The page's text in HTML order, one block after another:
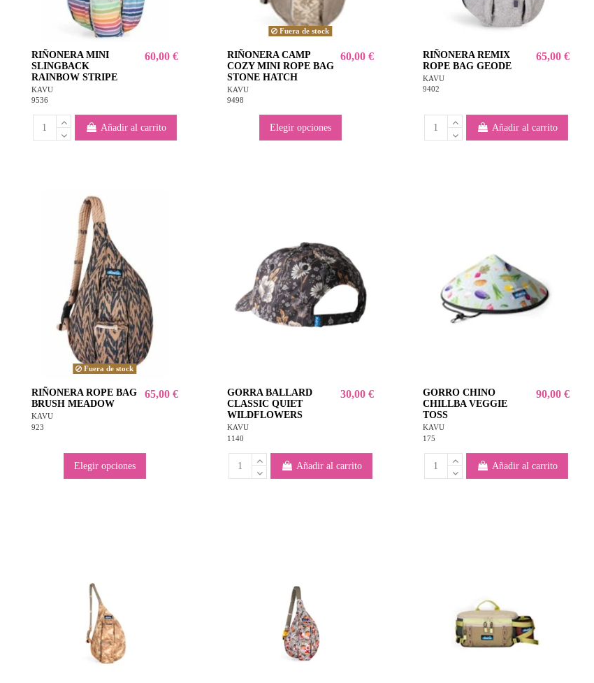
RIÑONERA MINI
SLINGBACK
RAINBOW STRIPE
KAVU
9536
60,00 €
Añadir al carrito
Fuera de stock
RIÑONERA CAMP
COZY MINI ROPE BAG
STONE HATCH
KAVU
9498
60,00 €
Elegir opciones
RIÑONERA REMIX
ROPE BAG GEODE
KAVU
9402
65,00 €
Añadir al carrito
Fuera de stock
RIÑONERA ROPE BAG
BRUSH MEADOW
KAVU
923
65,00 €
Elegir opciones
GORRA BALLARD
CLASSIC QUIET
WILDFLOWERS
KAVU
1140
30,00 €
Añadir al carrito
GORRO CHINO
CHILLBA VEGGIE
TOSS
KAVU
175
90,00 €
Añadir al carrito